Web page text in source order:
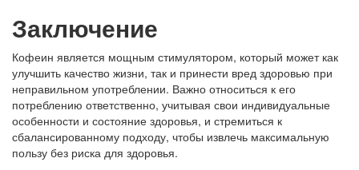
Заключение
Кофеин является мощным стимулятором, который может как
улучшить качество жизни, так и принести вред здоровью при
неправильном употреблении. Важно относиться к его
потреблению ответственно, учитывая свои индивидуальные
особенности и состояние здоровья, и стремиться к
сбалансированному подходу, чтобы извлечь максимальную
пользу без риска для здоровья.